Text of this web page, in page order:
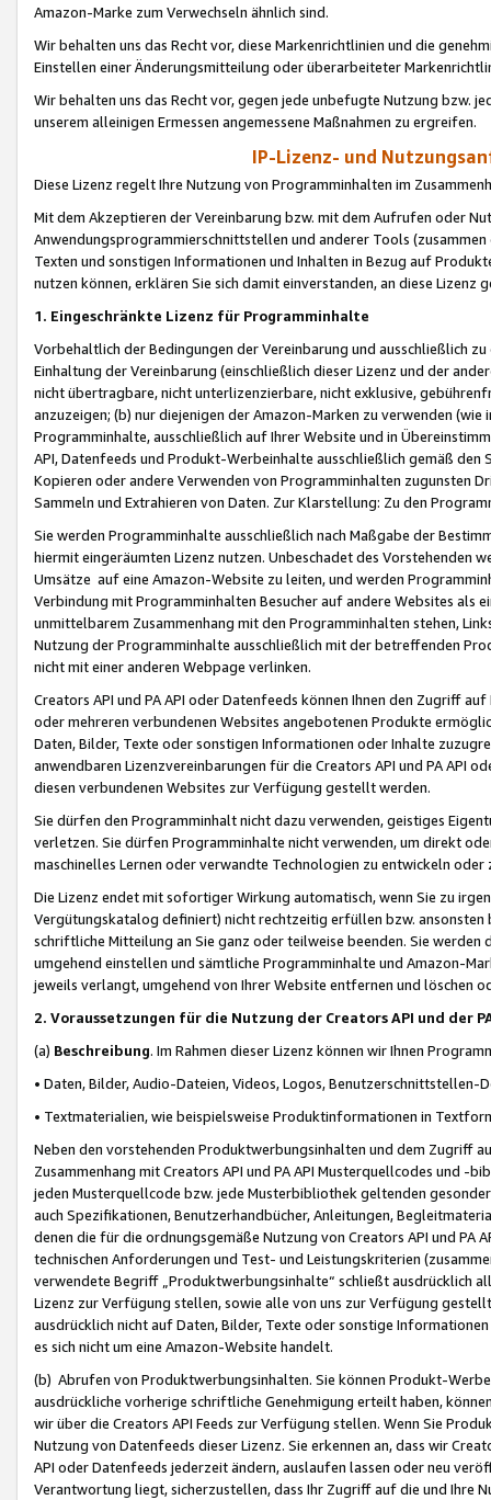
Amazon-Marke zum Verwechseln ähnlich sind.
Wir behalten uns das Recht vor, diese Markenrichtlinien und die
Einstellen einer Änderungsmitteilung oder überarbeiteter
Wir behalten uns das Recht vor, gegen jede unbefugte Nutzung bzw.
unserem alleinigen Ermessen angemessene Maßnahmen zu ergreifen.
IP-Lizenz- und
Diese Lizenz regelt Ihre Nutzung von Programminhalten im
Mit dem Akzeptieren der Vereinbarung bzw. mit dem Aufrufen oder
Anwendungsprogrammierschnittstellen und anderer Tools (zusammen
Texten und sonstigen Informationen und Inhalten in Bezug auf
nutzen können, erklären Sie sich damit einverstanden, an diese Lizenz
1. Eingeschränkte Lizenz für Programminhalte
Vorbehaltlich der Bedingungen der Vereinbarung und ausschließlich
Einhaltung der Vereinbarung (einschließlich dieser Lizenz und der
nicht übertragbare, nicht unterlizenzierbare, nicht exklusive,
anzuzeigen; (b) nur diejenigen der Amazon-Marken zu verwenden
Programminhalte, ausschließlich auf Ihrer Website und in
API, Datenfeeds und Produkt-Werbeinhalte ausschließlich gemäß
Kopieren oder andere Verwenden von Programminhalten zugunsten
Sammeln und Extrahieren von Daten. Zur Klarstellung: Zu den
Sie werden Programminhalte ausschließlich nach Maßgabe der
hiermit eingeräumten Lizenz nutzen. Unbeschadet des Vorstehenden
Umsätze auf eine Amazon-Website zu leiten, und werden
Verbindung mit Programminhalten Besucher auf andere Websites als
unmittelbarem Zusammenhang mit den Programminhalten stehen,
Nutzung der Programminhalte ausschließlich mit der betreffenden
nicht mit einer anderen Webpage verlinken.
Creators API und PA API oder Datenfeeds können Ihnen den Zugriff
oder mehreren verbundenen Websites angebotenen Produkte
Daten, Bilder, Texte oder sonstigen Informationen oder Inhalte
anwendbaren Lizenzvereinbarungen für die Creators API und PA API
diesen verbundenen Websites zur Verfügung gestellt werden.
Sie dürfen den Programminhalt nicht dazu verwenden, geistiges
verletzen. Sie dürfen Programminhalte nicht verwenden, um direkt
maschinelles Lernen oder verwandte Technologien zu entwickeln
Die Lizenz endet mit sofortiger Wirkung automatisch, wenn Sie zu
Vergütungskatalog definiert) nicht rechtzeitig erfüllen bzw. ansonsten
schriftliche Mitteilung an Sie ganz oder teilweise beenden. Sie werden
umgehend einstellen und sämtliche Programminhalte und Amazon-
jeweils verlangt, umgehend von Ihrer Website entfernen und löschen
2. Voraussetzungen für die Nutzung der Creators API und der
(a) Beschreibung. Im Rahmen dieser Lizenz können wir Ihnen
• Daten, Bilder, Audio-Dateien, Videos, Logos, Benutzerschnittstellen-
• Textmaterialien, wie beispielsweise Produktinformationen in
Neben den vorstehenden Produktwerbungsinhalten und dem Zugriff
Zusammenhang mit Creators API und PA API Musterquellcodes und
jeden Musterquellcode bzw. jede Musterbibliothek geltenden
auch Spezifikationen, Benutzerhandbücher, Anleitungen,
denen die für die ordnungsgemäße Nutzung von Creators API und PA
technischen Anforderungen und Test- und Leistungskriterien
verwendete Begriff „Produktwerbungsinhalte“ schließt ausdrücklich
Lizenz zur Verfügung stellen, sowie alle von uns zur Verfügung
ausdrücklich nicht auf Daten, Bilder, Texte oder sonstige
es sich nicht um eine Amazon-Website handelt.
(b) Abrufen von Produktwerbungsinhalten. Sie können Produkt-
ausdrückliche vorherige schriftliche Genehmigung erteilt haben,
wir über die Creators API Feeds zur Verfügung stellen. Wenn Sie
Nutzung von Datenfeeds dieser Lizenz. Sie erkennen an, dass wir
API oder Datenfeeds jederzeit ändern, auslaufen lassen oder neu
Verantwortung liegt, sicherzustellen, dass Ihr Zugriff auf die und Ihre